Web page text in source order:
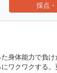
採点
身体能力で負
ワクワクする